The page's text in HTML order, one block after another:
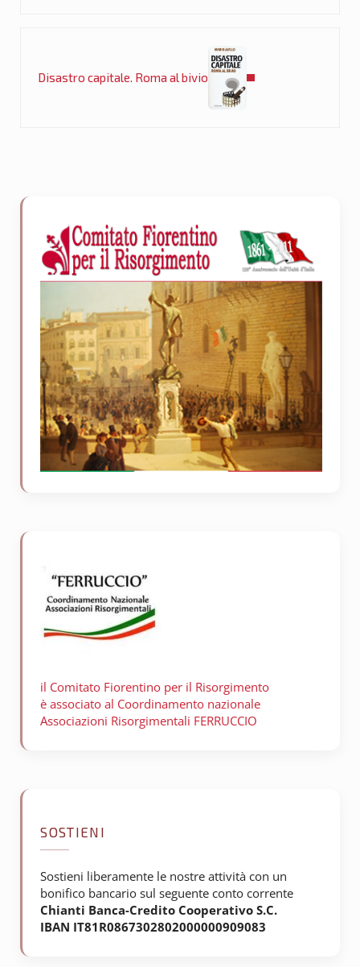
Disastro capitale. Roma al bivio
Sidebar
il Comitato Fiorentino per il Risorgimento
è associato al Coordinamento nazionale
Associazioni Risorgimentali FERRUCCIO
SOSTIENI
Sostieni liberamente le nostre attività con un
bonifico bancario sul seguente conto corrente
Chianti Banca-Credito Cooperativo S.C.
IBAN IT81R0867302802000000909083